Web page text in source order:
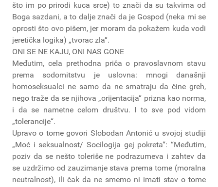
što im po prirodi kuca srce) to znači da su takvima od
Boga sazdani, a to dalje znači da je Gospod (neka mi se
oprosti što ovo pišem, jer moram da pokažem kuda vodi
jeretička logika) „tvorac zla“.
ONI SE NE KAJU, ONI NAS GONE
Međutim, cela prethodna priča o pravoslavnom stavu
prema sodomitstvu je uslovna: mnogi današnji
homoseksualci ne samo da ne smatraju da čine greh,
nego traže da se njihova „orijentacija“ prizna kao norma,
i da se nametne celom društvu. I to sve pod vidom
„tolerancije“.
Upravo o tome govori Slobodan Antonić u svojoj studiji
„Moć i seksualnost/ Socilogija gej pokreta“: “Međutim,
poziv da se nešto toleriše ne podrazumeva i zahtev da
se uzdržimo od zauzimanje stava prema tome (moralna
neutralnost), ili čak da ne smemo ni imati stav o tome